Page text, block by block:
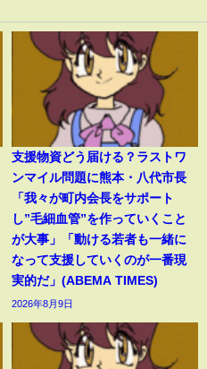
支援物資どう届ける？ラストワ
ンマイル問題に熊本・八代市長
「我々が町内会長をサポート
し”毛細血管”を作っていくこと
が大事」「動ける若者も一緒に
なって支援していくのが一番現
実的だ」(ABEMA TIMES)
2026年8月9日